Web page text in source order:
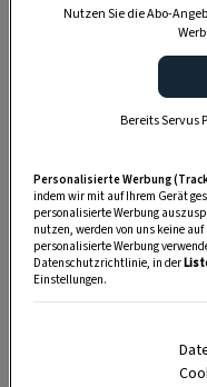
Nutzen Sie die Abo-
Bereits Servus
Personalisierte Werbung
indem wir mit auf Ihrem Gerät
personalisierte Werbung
nutzen, werden von uns keine
personalisierte Werbung
Datenschutzrichtlinie, in der
Einstellungen.